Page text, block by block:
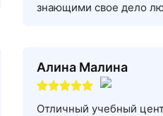
знающими свое дело
Алина Малина
Отличный учебный